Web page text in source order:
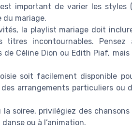
important de varier les styles
du mariage.
la playlist mariage doit
titres incontournables.
Céline Dion ou Edith Piaf,
soit facilement disponible
arrangements particuliers ou
la soiree, privilégiez des
ou à l’animation.